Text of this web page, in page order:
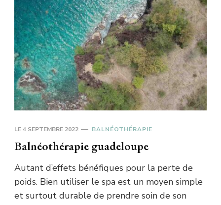
LE4 SEPTEMBRE 2022 BALNÉOTHÉRAPIE
Balnéothérapie guadeloupe
Autant d’effets bénéfiques pour la perte de
poids. Bien utiliser le spa est un moyen simple
et surtout durable de prendre soin de son